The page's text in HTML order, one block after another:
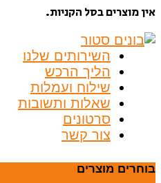
אין מוצרים בסל הקניות.
השירותים שלנו
הליך הרכש
שילוח ועמלות
שאלות ותשובות
סרטונים
צור קשר
בוחרים מוצרים